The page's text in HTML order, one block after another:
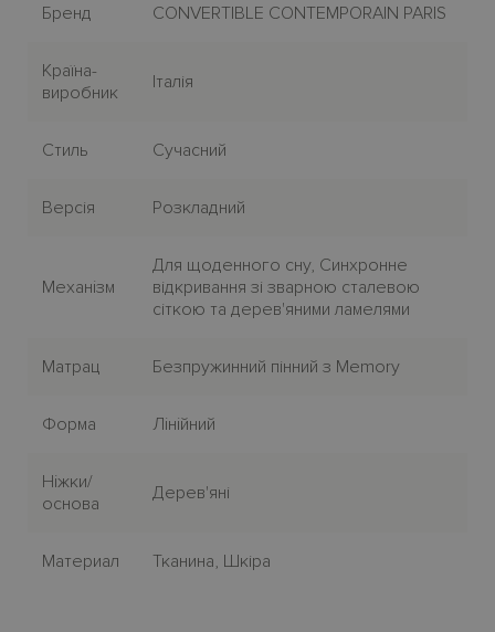
Бренд CONVERTIBLE CONTEMPORAIN PARIS
Країна-
виробник
Італія
Стиль Сучасний
Версія Розкладний
Механiзм
Для щоденного сну, Синхронне
відкривання зі зварною сталевою
сіткою та дерев'яними ламелями
Матрац Безпружинний пінний з Memory
Форма Лiнiйний
Нiжки/
основа
Дерев'яні
Материал Тканина, Шкіра